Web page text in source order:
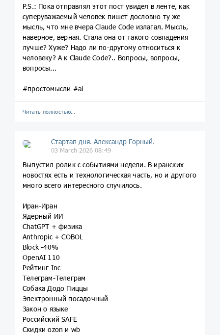
P.S.: Пока отправлял этот пост увидел в ленте, как
суперуважаемый человек пишет дословно ту же
мысль, что мне вчера Claude Code излагал. Мысль,
наверное, верная. Стала она от такого совпадения
лучше? Хуже? Надо ли по-другому относиться к
человеку? А к Claude Code?.. Вопросы, вопросы,
вопросы...
#простомысли #ai
Читать полностью…
Стартап дня. Александр Горный.
03 March 2026 08:49
Выпустил ролик с событиями недели. В иранских
новостях есть и технологическая часть, но и другого
много всего интересного случилось.
Иран-Иран
Ядерный ИИ
ChatGPT + физика
Anthropic + COBOL
Block -40%
OpenAI 110
Рейтинг Inc
Телеграм-Телеграм
Собака Додо Пиццы
Электронный посадочный
Закон о языке
Российский SAFE
Скидки ozon и wb